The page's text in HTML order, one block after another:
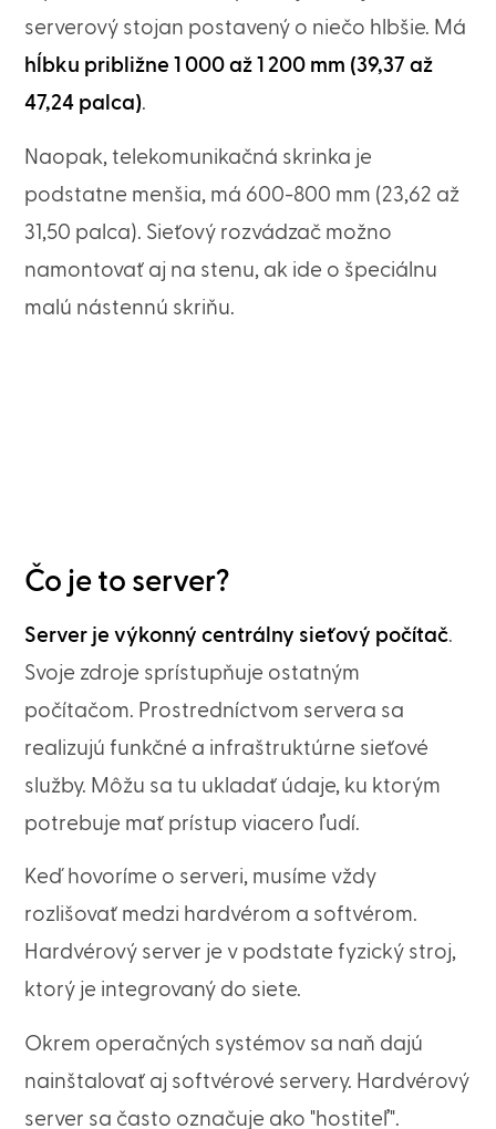
serverový stojan postavený o niečo hlbšie. Má
hĺbku približne 1 000 až 1 200 mm (39,37 až
47,24 palca).
Naopak, telekomunikačná skrinka je
podstatne menšia, má 600-800 mm (23,62 až
31,50 palca). Sieťový rozvádzač možno
namontovať aj na stenu, ak ide o špeciálnu
malú nástennú skriňu.
Čo je to server?
Server je výkonný centrálny sieťový počítač.
Svoje zdroje sprístupňuje ostatným
počítačom. Prostredníctvom servera sa
realizujú funkčné a infraštruktúrne sieťové
služby. Môžu sa tu ukladať údaje, ku ktorým
potrebuje mať prístup viacero ľudí.
Keď hovoríme o serveri, musíme vždy
rozlišovať medzi hardvérom a softvérom.
Hardvérový server je v podstate fyzický stroj,
ktorý je integrovaný do siete.
Okrem operačných systémov sa naň dajú
nainštalovať aj softvérové servery. Hardvérový
server sa často označuje ako "hostiteľ".